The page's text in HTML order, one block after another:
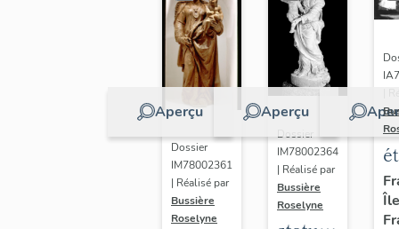
Aperçu
Dossier
IM78002361
| Réalisé par
Bussière
Roselyne
Aperçu
Dossier
IM78002364
| Réalisé par
Bussière
Roselyne